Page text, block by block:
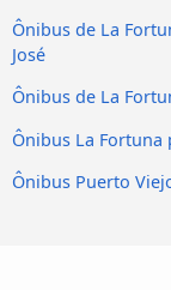
Ônibus de La
José
Ônibus de La
Ônibus La Fortuna
Ônibus Puerto